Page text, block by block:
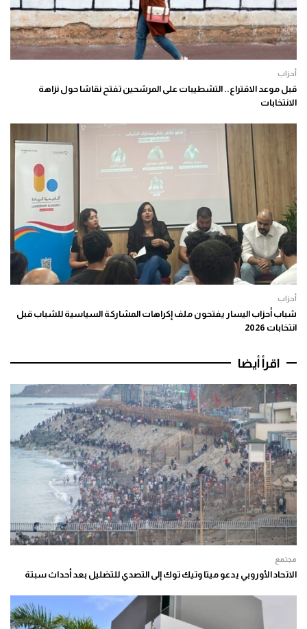
أحزاب
قبل موعد الاقتراع.. التشطيبات على المرشحين تفتح نقاشا حول نزاهة
الانتخابات
أحزاب
شباب أحزاب اليسار يفتحون ملف إكراهات المشاركة السياسية للشباب قبل
انتخابات 2026
اقرأ أيضا
مجتمع
الاتحاد الأوروبي يدعو ميتا وتيك توك إلى التصدي للتضليل بعد أحداث سبتة